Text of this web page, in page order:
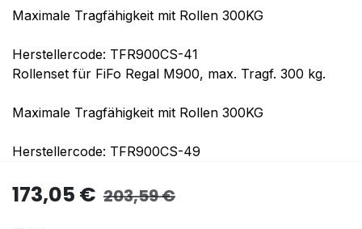
Maximale Tragfähigkeit mit Rollen 300KG
Herstellercode: TFR900CS-41
Rollenset für FiFo Regal M900, max. Tragf. 300 kg.
Maximale Tragfähigkeit mit Rollen 300KG
Herstellercode: TFR900CS-49
173,05 € 203,59€